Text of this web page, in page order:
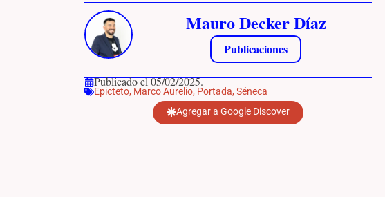
Mauro Decker Díaz
Publicaciones
Publicado el 05/02/2025.
Epicteto, Marco Aurelio, Portada, Séneca
Agregar a Google Discover